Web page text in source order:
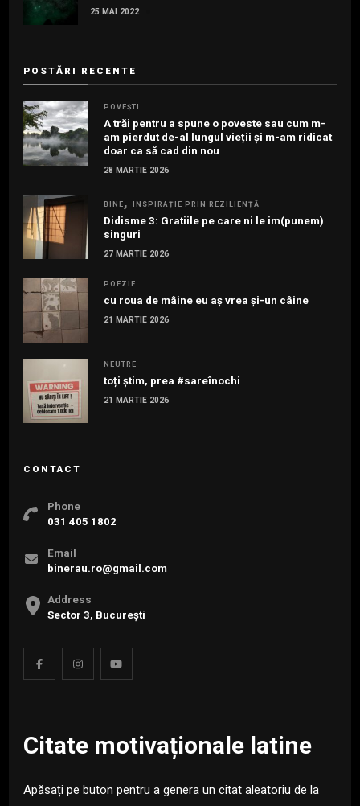
25 MAI 2022
POSTĂRI RECENTE
POVEȘTI
A trăi pentru a spune o poveste sau cum m-
am pierdut de-al lungul vieții și m-am ridicat
doar ca să cad din nou
28 MARTIE 2026
BINE INSPIRAȚIE PRIN REZILIENȚĂ
Didisme 3: Gratiile pe care ni le im(punem)
singuri
27 MARTIE 2026
POEZIE
cu roua de mâine eu aș vrea și-un câine
21 MARTIE 2026
NEUTRE
toți știm, prea #sareînochi
21 MARTIE 2026
CONTACT
Phone
031 405 1802
Email
binerau.ro@gmail.com
Address
Sector 3, București
Citate motivaționale latine
Apăsați pe buton pentru a genera un citat aleatoriu de la